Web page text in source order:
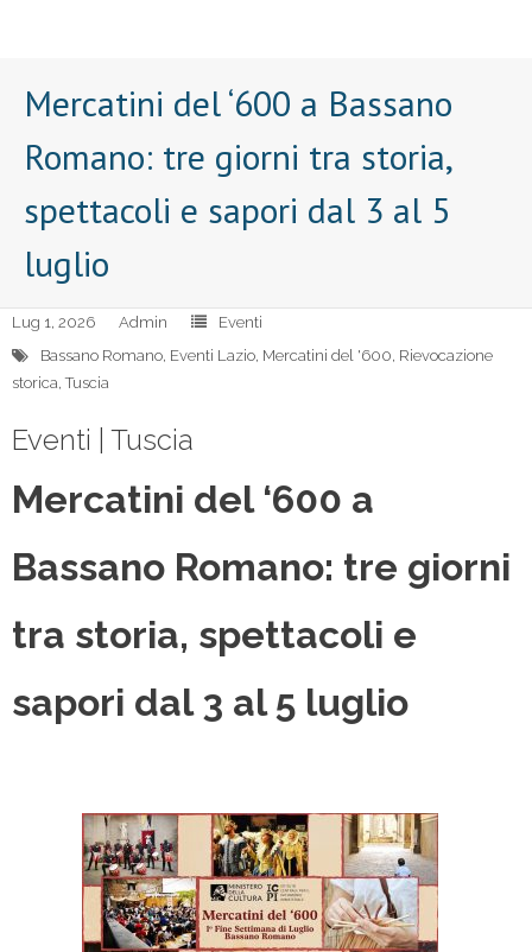
Mercatini del ‘600 a Bassano
Romano: tre giorni tra storia,
spettacoli e sapori dal 3 al 5
luglio
Lug 1, 2026 Admin
Eventi
Bassano Romano, Eventi Lazio, Mercatini del '600, Rievocazione
storica,Tuscia
Eventi | Tuscia
Mercatini del ‘600 a
Bassano Romano: tre giorni
tra storia, spettacoli e
sapori dal 3 al 5 luglio